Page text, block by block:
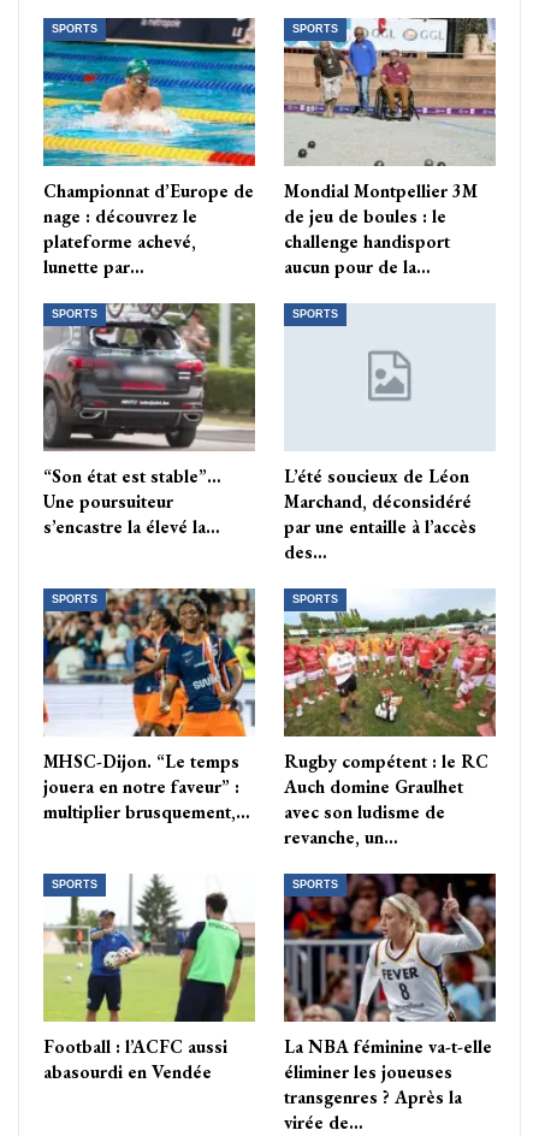
SPORTS
Championnat d’Europe de
nage : découvrez le
plateforme achevé,
lunette par…
SPORTS
Mondial Montpellier 3M
de jeu de boules : le
challenge handisport
aucun pour de la…
SPORTS
“Son état est stable”…
Une poursuiteur
s’encastre la élevé la…
SPORTS
L’été soucieux de Léon
Marchand, déconsidéré
par une entaille à l’accès
des…
SPORTS
MHSC-Dijon. “Le temps
jouera en notre faveur” :
multiplier brusquement,…
SPORTS
Rugby compétent : le RC
Auch domine Graulhet
avec son ludisme de
revanche, un…
SPORTS
Football : l’ACFC aussi
abasourdi en Vendée
SPORTS
La NBA féminine va-t-elle
éliminer les joueuses
transgenres ? Après la
virée de…